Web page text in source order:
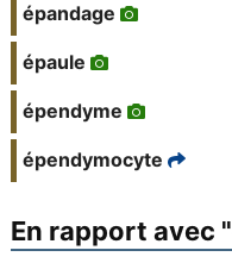
épandage
épaule
épendyme
épendymocyte
En rapport avec "